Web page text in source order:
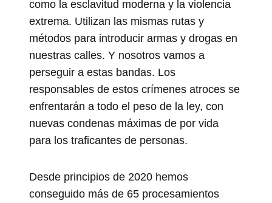
como la esclavitud moderna y la violencia
extrema. Utilizan las mismas rutas y
métodos para introducir armas y drogas en
nuestras calles. Y nosotros vamos a
perseguir a estas bandas. Los
responsables de estos crímenes atroces se
enfrentarán a todo el peso de la ley, con
nuevas condenas máximas de por vida
para los traficantes de personas.
Desde principios de 2020 hemos
conseguido más de 65 procesamientos